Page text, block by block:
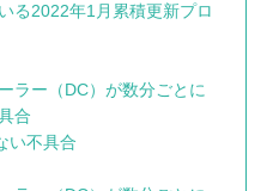
る2022年1月累積更新プロ
ラー（DC）が数分ごとに
合
い不具合